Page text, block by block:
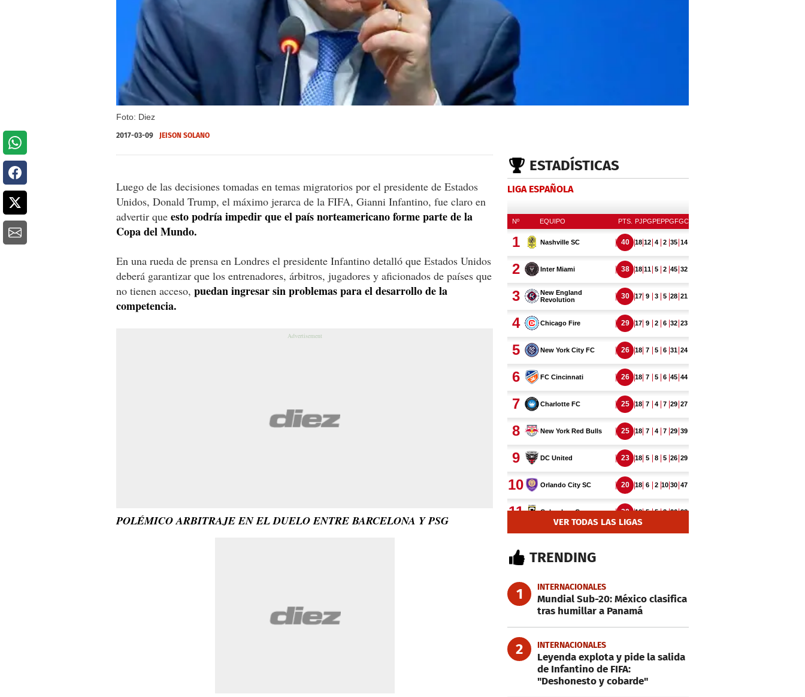
Foto: Diez
2017-03-09 JEISON SOLANO
Luego de las decisiones tomadas en temas migratorios por el presidente de Estados
Unidos, Donald Trump, el máximo jerarca de la FIFA, Gianni Infantino, fue claro en
advertir que esto podría impedir que el país norteamericano forme parte de la
Copa del Mundo.
En una rueda de prensa en Londres el presidente Infantino detalló que Estados Unidos
deberá garantizar que los entrenadores, árbitros, jugadores y aficionados de países que
no tienen acceso, puedan ingresar sin problemas para el desarrollo de la
competencia.
POLÉMICO ARBITRAJE EN EL DUELO ENTRE BARCELONA Y PSG
ESTADÍSTICAS
LIGA ESPAÑOLA
VER TODAS LAS LIGAS
TRENDING
1 INTERNACIONALES
Mundial Sub-20: México clasifica
tras humillar a Panamá
2 INTERNACIONALES
Leyenda explota y pide la salida
de Infantino de FIFA:
"Deshonesto y cobarde"